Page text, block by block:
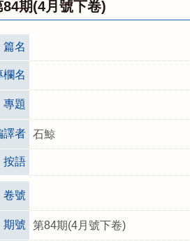
84期(4月號下卷)
篇名
欄名
專題
譯者 石鯨
按語
卷號
期號 第84期(4月號下卷)